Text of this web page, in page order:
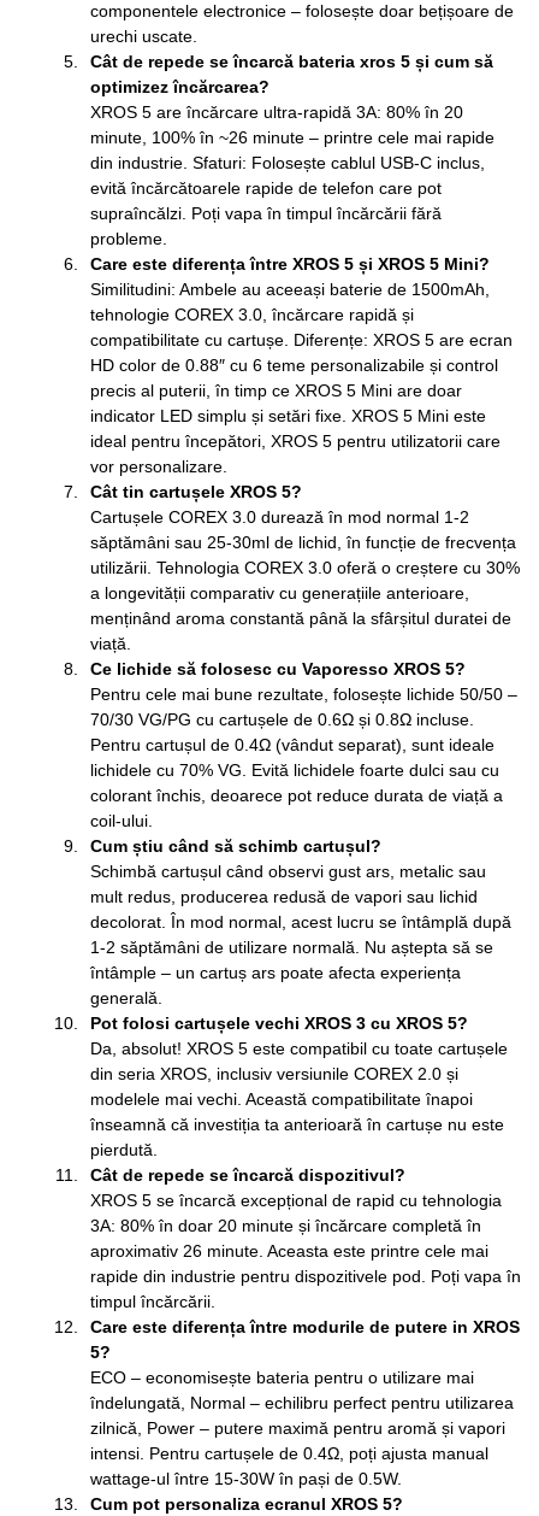
componentele electronice – folosește doar bețișoare de
urechi uscate.
Cât de repede se încarcă bateria xros 5 și cum să
optimizez încărcarea?
XROS 5 are încărcare ultra-rapidă 3A: 80% în 20
minute, 100% în ~26 minute – printre cele mai rapide
din industrie. Sfaturi: Folosește cablul USB-C inclus,
evită încărcătoarele rapide de telefon care pot
supraîncălzi. Poți vapa în timpul încărcării fără
probleme.
Care este diferența între XROS 5 și XROS 5 Mini?
Similitudini: Ambele au aceeași baterie de 1500mAh,
tehnologie COREX 3.0, încărcare rapidă și
compatibilitate cu cartușe. Diferențe: XROS 5 are ecran
HD color de 0.88″ cu 6 teme personalizabile și control
precis al puterii, în timp ce XROS 5 Mini are doar
indicator LED simplu și setări fixe. XROS 5 Mini este
ideal pentru începători, XROS 5 pentru utilizatorii care
vor personalizare.
Cât tin cartușele XROS 5?
Cartușele COREX 3.0 durează în mod normal 1-2
săptămâni sau 25-30ml de lichid, în funcție de frecvența
utilizării. Tehnologia COREX 3.0 oferă o creștere cu 30%
a longevității comparativ cu generațiile anterioare,
menținând aroma constantă până la sfârșitul duratei de
viață.
Ce lichide să folosesc cu Vaporesso XROS 5?
Pentru cele mai bune rezultate, folosește lichide 50/50 –
70/30 VG/PG cu cartușele de 0.6Ω și 0.8Ω incluse.
Pentru cartușul de 0.4Ω (vândut separat), sunt ideale
lichidele cu 70% VG. Evită lichidele foarte dulci sau cu
colorant închis, deoarece pot reduce durata de viață a
coil-ului.
Cum știu când să schimb cartușul?
Schimbă cartușul când observi gust ars, metalic sau
mult redus, producerea redusă de vapori sau lichid
decolorat. În mod normal, acest lucru se întâmplă după
1-2 săptămâni de utilizare normală. Nu aștepta să se
întâmple – un cartuș ars poate afecta experiența
generală.
Pot folosi cartușele vechi XROS 3 cu XROS 5?
Da, absolut! XROS 5 este compatibil cu toate cartușele
din seria XROS, inclusiv versiunile COREX 2.0 și
modelele mai vechi. Această compatibilitate înapoi
înseamnă că investiția ta anterioară în cartușe nu este
pierdută.
Cât de repede se încarcă dispozitivul?
XROS 5 se încarcă excepțional de rapid cu tehnologia
3A: 80% în doar 20 minute și încărcare completă în
aproximativ 26 minute. Aceasta este printre cele mai
rapide din industrie pentru dispozitivele pod. Poți vapa în
timpul încărcării.
Care este diferența între modurile de putere in XROS
5?
ECO – economisește bateria pentru o utilizare mai
îndelungată, Normal – echilibru perfect pentru utilizarea
zilnică, Power – putere maximă pentru aromă și vapori
intensi. Pentru cartușele de 0.4Ω, poți ajusta manual
wattage-ul între 15-30W în pași de 0.5W.
Cum pot personaliza ecranul XROS 5?